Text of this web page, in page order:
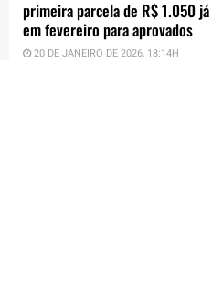
primeira parcela de R$ 1.050 já
em fevereiro para aprovados
20 DE JANEIRO DE 2026, 18:14H